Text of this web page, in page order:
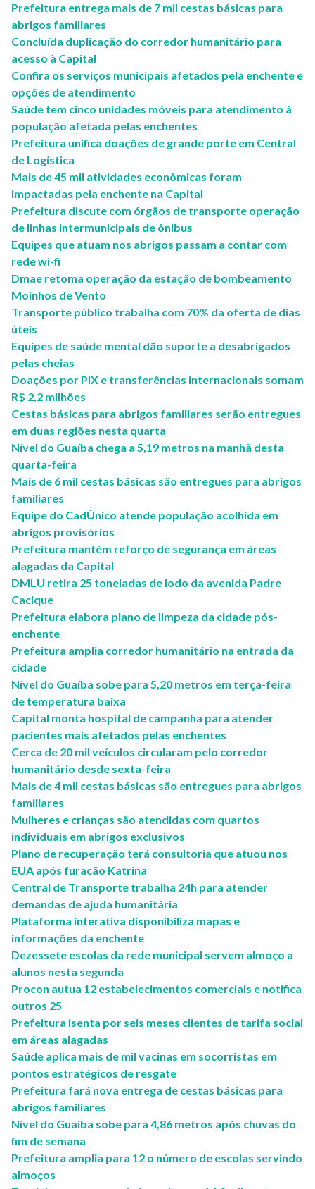
Prefeitura entrega mais de 7 mil cestas básicas para
abrigos familiares
Concluída duplicação do corredor humanitário para
acesso à Capital
Confira os serviços municipais afetados pela enchente e
opções de atendimento
Saúde tem cinco unidades móveis para atendimento à
população afetada pelas enchentes
Prefeitura unifica doações de grande porte em Central
de Logística
Mais de 45 mil atividades econômicas foram
impactadas pela enchente na Capital
Prefeitura discute com órgãos de transporte operação
de linhas intermunicipais de ônibus
Equipes que atuam nos abrigos passam a contar com
rede wi-fi
Dmae retoma operação da estação de bombeamento
Moinhos de Vento
Transporte público trabalha com 70% da oferta de dias
úteis
Equipes de saúde mental dão suporte a desabrigados
pelas cheias
Doações por PIX e transferências internacionais somam
R$ 2,2 milhões
Cestas básicas para abrigos familiares serão entregues
em duas regiões nesta quarta
Nível do Guaíba chega a 5,19 metros na manhã desta
quarta-feira
Mais de 6 mil cestas básicas são entregues para abrigos
familiares
Equipe do CadÚnico atende população acolhida em
abrigos provisórios
Prefeitura mantém reforço de segurança em áreas
alagadas da Capital
DMLU retira 25 toneladas de lodo da avenida Padre
Cacique
Prefeitura elabora plano de limpeza da cidade pós-
enchente
Prefeitura amplia corredor humanitário na entrada da
cidade
Nível do Guaíba sobe para 5,20 metros em terça-feira
de temperatura baixa
Capital monta hospital de campanha para atender
pacientes mais afetados pelas enchentes
Cerca de 20 mil veículos circularam pelo corredor
humanitário desde sexta-feira
Mais de 4 mil cestas básicas são entregues para abrigos
familiares
Mulheres e crianças são atendidas com quartos
individuais em abrigos exclusivos
Plano de recuperação terá consultoria que atuou nos
EUA após furacão Katrina
Central de Transporte trabalha 24h para atender
demandas de ajuda humanitária
Plataforma interativa disponibiliza mapas e
informações da enchente
Dezessete escolas da rede municipal servem almoço a
alunos nesta segunda
Procon autua 12 estabelecimentos comerciais e notifica
outros 25
Prefeitura isenta por seis meses clientes de tarifa social
em áreas alagadas
Saúde aplica mais de mil vacinas em socorristas em
pontos estratégicos de resgate
Prefeitura fará nova entrega de cestas básicas para
abrigos familiares
Nível do Guaíba sobe para 4,86 metros após chuvas do
fim de semana
Prefeitura amplia para 12 o número de escolas servindo
almoços